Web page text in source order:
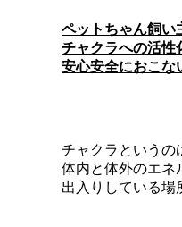
ペットちゃん飼い
チャクラへの活性
安心安全におこな
チャクラというの
体内と体外のエネ
出入りしている場